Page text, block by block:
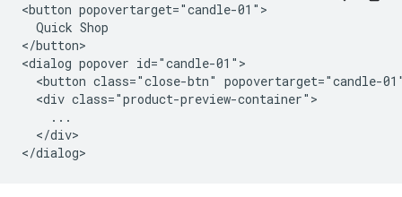
<button popovertarget="candle-01">
  Quick Shop
</button>
<dialog popover id="candle-01">
<button class="close-btn" popovertarget="candle-
  <div class="product-preview-container">
    ...
  </div>